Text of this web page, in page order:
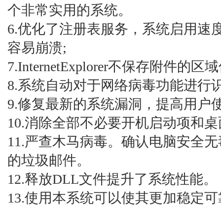
个非常实用的系统。
6.优化了注册表服务，系统启用速
容易崩溃;
7.InternetExplorer不保存附件的区
8.系统自动对于网络病毒功能进行
9.修复最新的系统漏洞，提高用户
10.消除全部不必要开机启动项和
11.严查木马病毒。确认电脑安全
的垃圾邮件。
12.释放DLL文件提升了系统性能。
13.使用本系统可以使其更加稳定